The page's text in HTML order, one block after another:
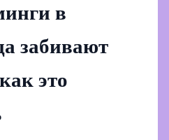
в
забивают
это